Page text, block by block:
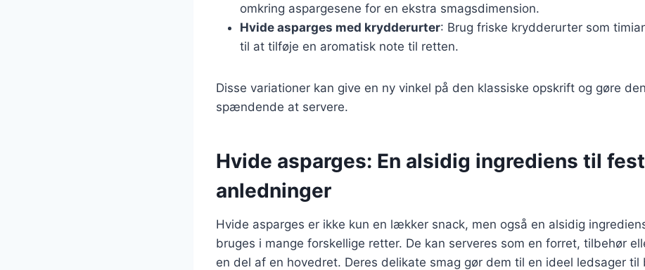
omkring aspargesene for en ekstra smagsdimension.
Hvide asparges med krydderurter: Brug friske krydderurter som
til at tilføje en aromatisk note til retten.
Disse variationer kan give en ny vinkel på den klassiske opskrift og gøre
spændende at servere.
Hvide asparges: En alsidig ingrediens til
anledninger
Hvide asparges er ikke kun en lækker snack, men også en alsidig
bruges i mange forskellige retter. De kan serveres som en forret, tilbehør
en del af en hovedret. Deres delikate smag gør dem til en ideel ledsager til